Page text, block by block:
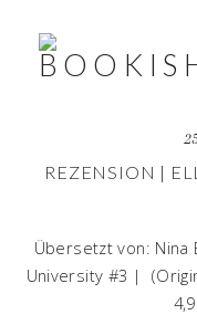
REZENSION |
Übersetzt von:
University #3 |